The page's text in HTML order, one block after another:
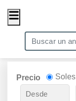
Precio Soles